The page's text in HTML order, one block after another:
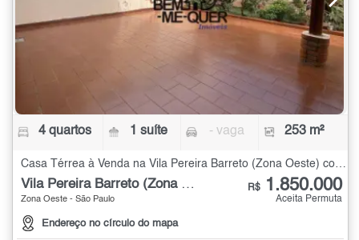
4 quartos 1 suíte - vaga 253 m²
Casa Térrea à Venda na Vila Pereira Barreto (Zona Oeste) com 4 quartos - 253 m²
Vila Pereira Barreto (Zona Oeste)
Zona Oeste - São Paulo
Endereço no círculo do mapa
R$ 1.850.000
Aceita Permuta